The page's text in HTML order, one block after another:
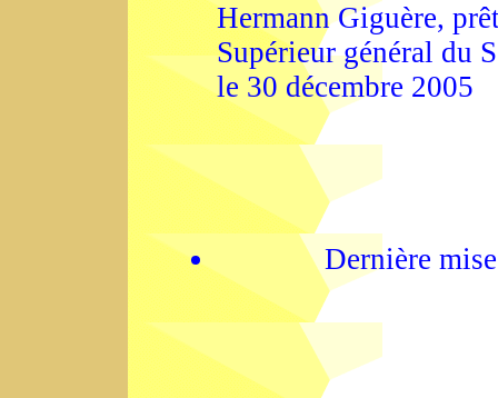
Hermann Giguère,
Supérieur général du
le 30 décembre 2005
Dernière